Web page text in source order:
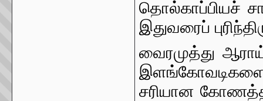
தொல்காப்பியச்
இதுவரைப்
வைரமுத்து
சரியான